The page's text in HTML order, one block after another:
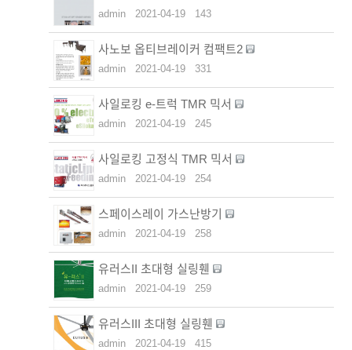
admin 2021-04-19 143
사노보 옵티브레이커 컴팩트2
admin 2021-04-19 331
사일로킹 e-트럭 TMR 믹서
admin 2021-04-19 245
사일로킹 고정식 TMR 믹서
admin 2021-04-19 254
스페이스레이 가스난방기
admin 2021-04-19 258
유러스II 초대형 실링휀
admin 2021-04-19 259
유러스III 초대형 실링휀
admin 2021-04-19 415